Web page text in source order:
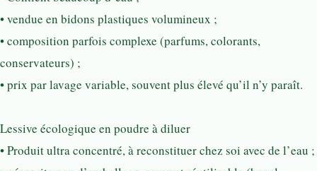
• vendue en bidons plastiques volumineux ;
• composition parfois complexe (parfums, colorants,
conservateurs) ;
• prix par lavage variable, souvent plus élevé qu’il n’y paraît.
Lessive écologique en poudre à diluer
• Produit ultra concentré, à reconstituer chez soi avec de l’eau ;